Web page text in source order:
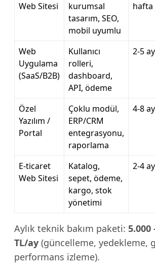
Web Sitesi
kurumsal
tasarım, SEO,
mobil uyumlu
hafta
Web
Uygulama
(SaaS/B2B)
Kullanıcı
rolleri,
dashboard,
API, ödeme
2-5 ay
Özel
Yazılım /
Portal
Çoklu modül,
ERP/CRM
entegrasyonu,
raporlama
4-8 ay
E-ticaret
Web Sitesi
Katalog,
sepet, ödeme,
kargo, stok
yönetimi
2-4 ay
Aylık teknik bakım paketi: 5.000
TL/ay (güncelleme, yedekleme,
performans izleme).